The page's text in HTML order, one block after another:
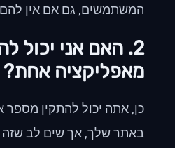
המשתמשים, גם אם אין להם
2. האם אני יכול
מאפליקציה אחת?
כן, אתה יכול להתקין מספר
באתר שלך, אך שים לב שזה